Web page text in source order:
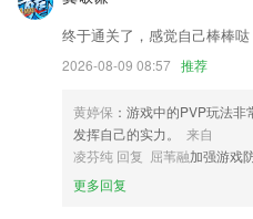
6.诗词内容全面。搜索目录，用户可
sg飞艇网手机版更新了什么?
增加分享功能，可以分享句子到微
优化了摄影建模拍摄功能；
可支付站点图标更改，更容易识别
终于通关了，感觉自己棒棒哒
2026-08-09 08:57 推荐
黄婷保 ：游戏中的PVP玩法
发挥自己的实力。
来自
凌芬纯 回复 屈苇融加强游戏
更多回复